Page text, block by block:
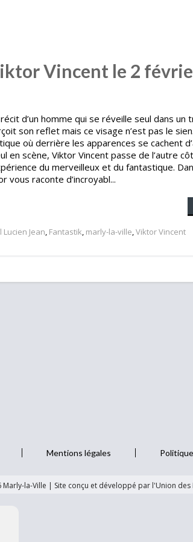
Vincent le 2
d’un homme qui se réveille seul dans un
son reflet mais ce visage n’est pas le
où derrière les apparences se cachent
en scène, Viktor Vincent passe de l’autre
du merveilleux et du fantastique.
raconte d’incroyabl...
Lucien Jean, Fantastik, marly-la-ville,Viktor Vincent
Mentions légales
la-Ville | Site conçu et développé par l'Union des